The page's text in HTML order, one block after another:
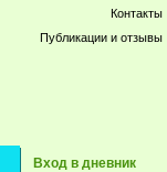
Контакты
Публикации и отзывы
Вход в дневник